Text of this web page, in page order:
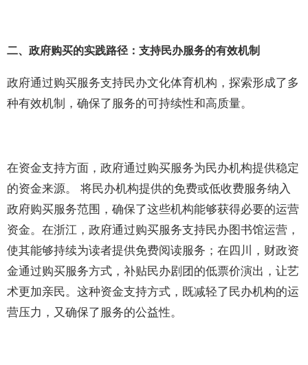
二、政府购买的实践路径：支持民办服务的有效机制
政府通过购买服务支持民办文化体育机构，探索形成了多
种有效机制，确保了服务的可持续性和高质量。
在资金支持方面，政府通过购买服务为民办机构提供稳定
的资金来源。 将民办机构提供的免费或低收费服务纳入
政府购买服务范围，确保了这些机构能够获得必要的运营
资金。在浙江，政府通过购买服务支持民办图书馆运营，
使其能够持续为读者提供免费阅读服务；在四川，财政资
金通过购买服务方式，补贴民办剧团的低票价演出，让艺
术更加亲民。这种资金支持方式，既减轻了民办机构的运
营压力，又确保了服务的公益性。